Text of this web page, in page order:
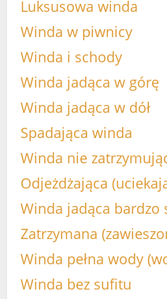
Luksusowa winda
Winda w piwnicy
Winda i schody
Winda jadąca w górę
Winda jadąca w dół
Spadająca winda
Winda nie
Odjeżdżająca
Winda jadąca bardzo
Zatrzymana
Winda pełna wody
Winda bez sufitu